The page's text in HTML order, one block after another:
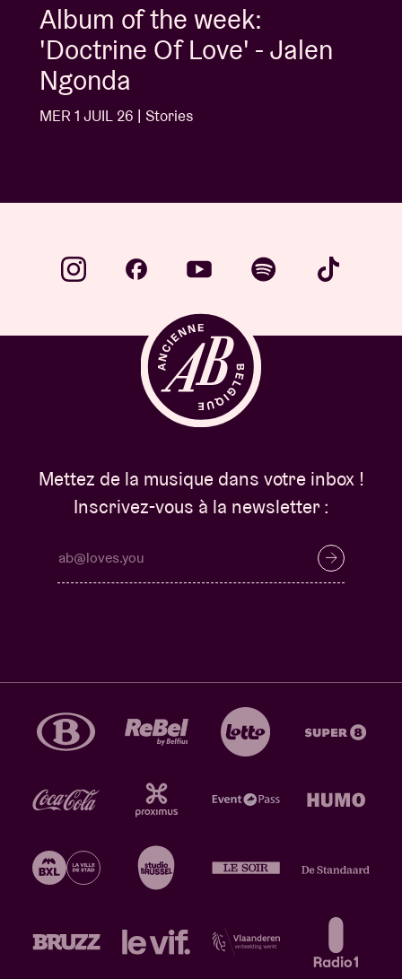
Album of the week:
'Doctrine Of Love' - Jalen
Ngonda
MER 1 JUIL 26 | Stories
Mettez de la musique dans votre inbox !
Inscrivez-vous à la newsletter :